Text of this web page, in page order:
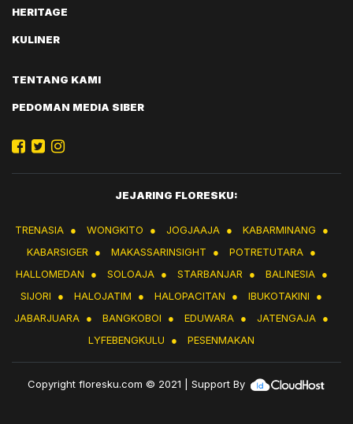
HERITAGE
KULINER
TENTANG KAMI
PEDOMAN MEDIA SIBER
JEJARING FLORESKU:
TRENASIA ● WONGKITO ● JOGJAAJA ● KABARMINANG
●
KABARSIGER
● MAKASSARINSIGHT ● POTRETUTARA ●
HALLOMEDAN
● SOLOAJA ● STARBANJAR ● BALINESIA ●
SIJORI
● HALOJATIM ● HALOPACITAN ● IBUKOTAKINI
●
JABARJUARA ● BANGKOBOI ● EDUWARA ● JATENGAJA ●
LYFEBENGKULU
● PESENMAKAN
Copyrightfloresku.com © 2021 | Support By